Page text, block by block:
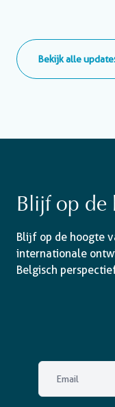
Bekijk alle
Blijf op de
Blijf op de hoogte
internationale
Belgisch
Email
(Vereist)